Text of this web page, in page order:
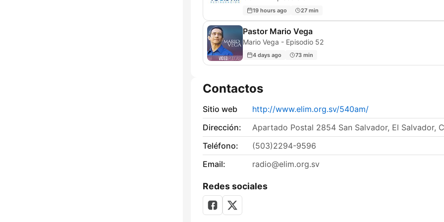
19 hours ago 27 min
Pastor Mario Vega
Mario Vega - Episodio 52
4 days ago 73 min
Contactos
Sitio web
http://www.elim.org.sv/540am/
Dirección:
Apartado Postal 2854 San Salvador, El Salvador,
Teléfono:
(503)2294-9596
Email:
radio@elim.org.sv
Redes sociales